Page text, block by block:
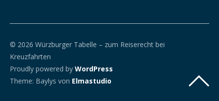
© 2026 Würzburger Tabelle – zum Reiserecht bei
Kreuzfahrten
Proudly powered by WordPress
Theme: Baylys von Elmastudio